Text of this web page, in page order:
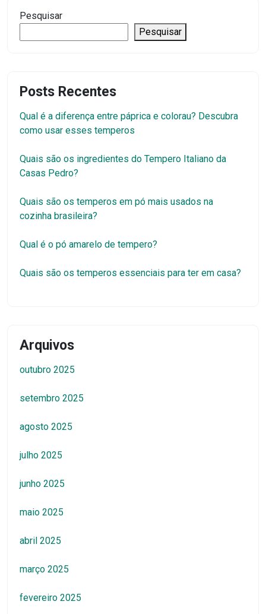
Pesquisar
Pesquisar
Posts Recentes
Qual é a diferença entre páprica e colorau? Descubra
como usar esses temperos
Quais são os ingredientes do Tempero Italiano da
Casas Pedro?
Quais são os temperos em pó mais usados na
cozinha brasileira?
Qual é o pó amarelo de tempero?
Quais são os temperos essenciais para ter em casa?
Arquivos
outubro 2025
setembro 2025
agosto 2025
julho 2025
junho 2025
maio 2025
abril 2025
março 2025
fevereiro 2025